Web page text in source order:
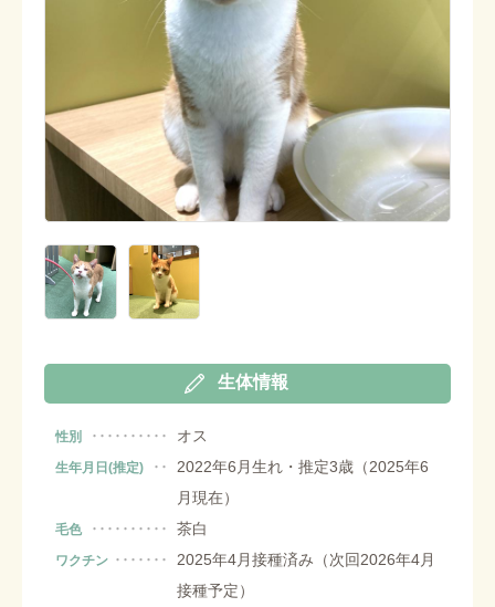
生体情報
性別 オス
生年月日(推定)
2022年6月生れ・推定3歳（2025年6
月現在）
毛色 茶白
ワクチン
2025年4月接種済み（次回2026年4月
接種予定）